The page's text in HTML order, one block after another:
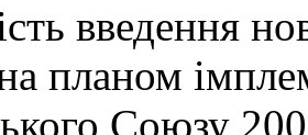
введення
планом
Союзу